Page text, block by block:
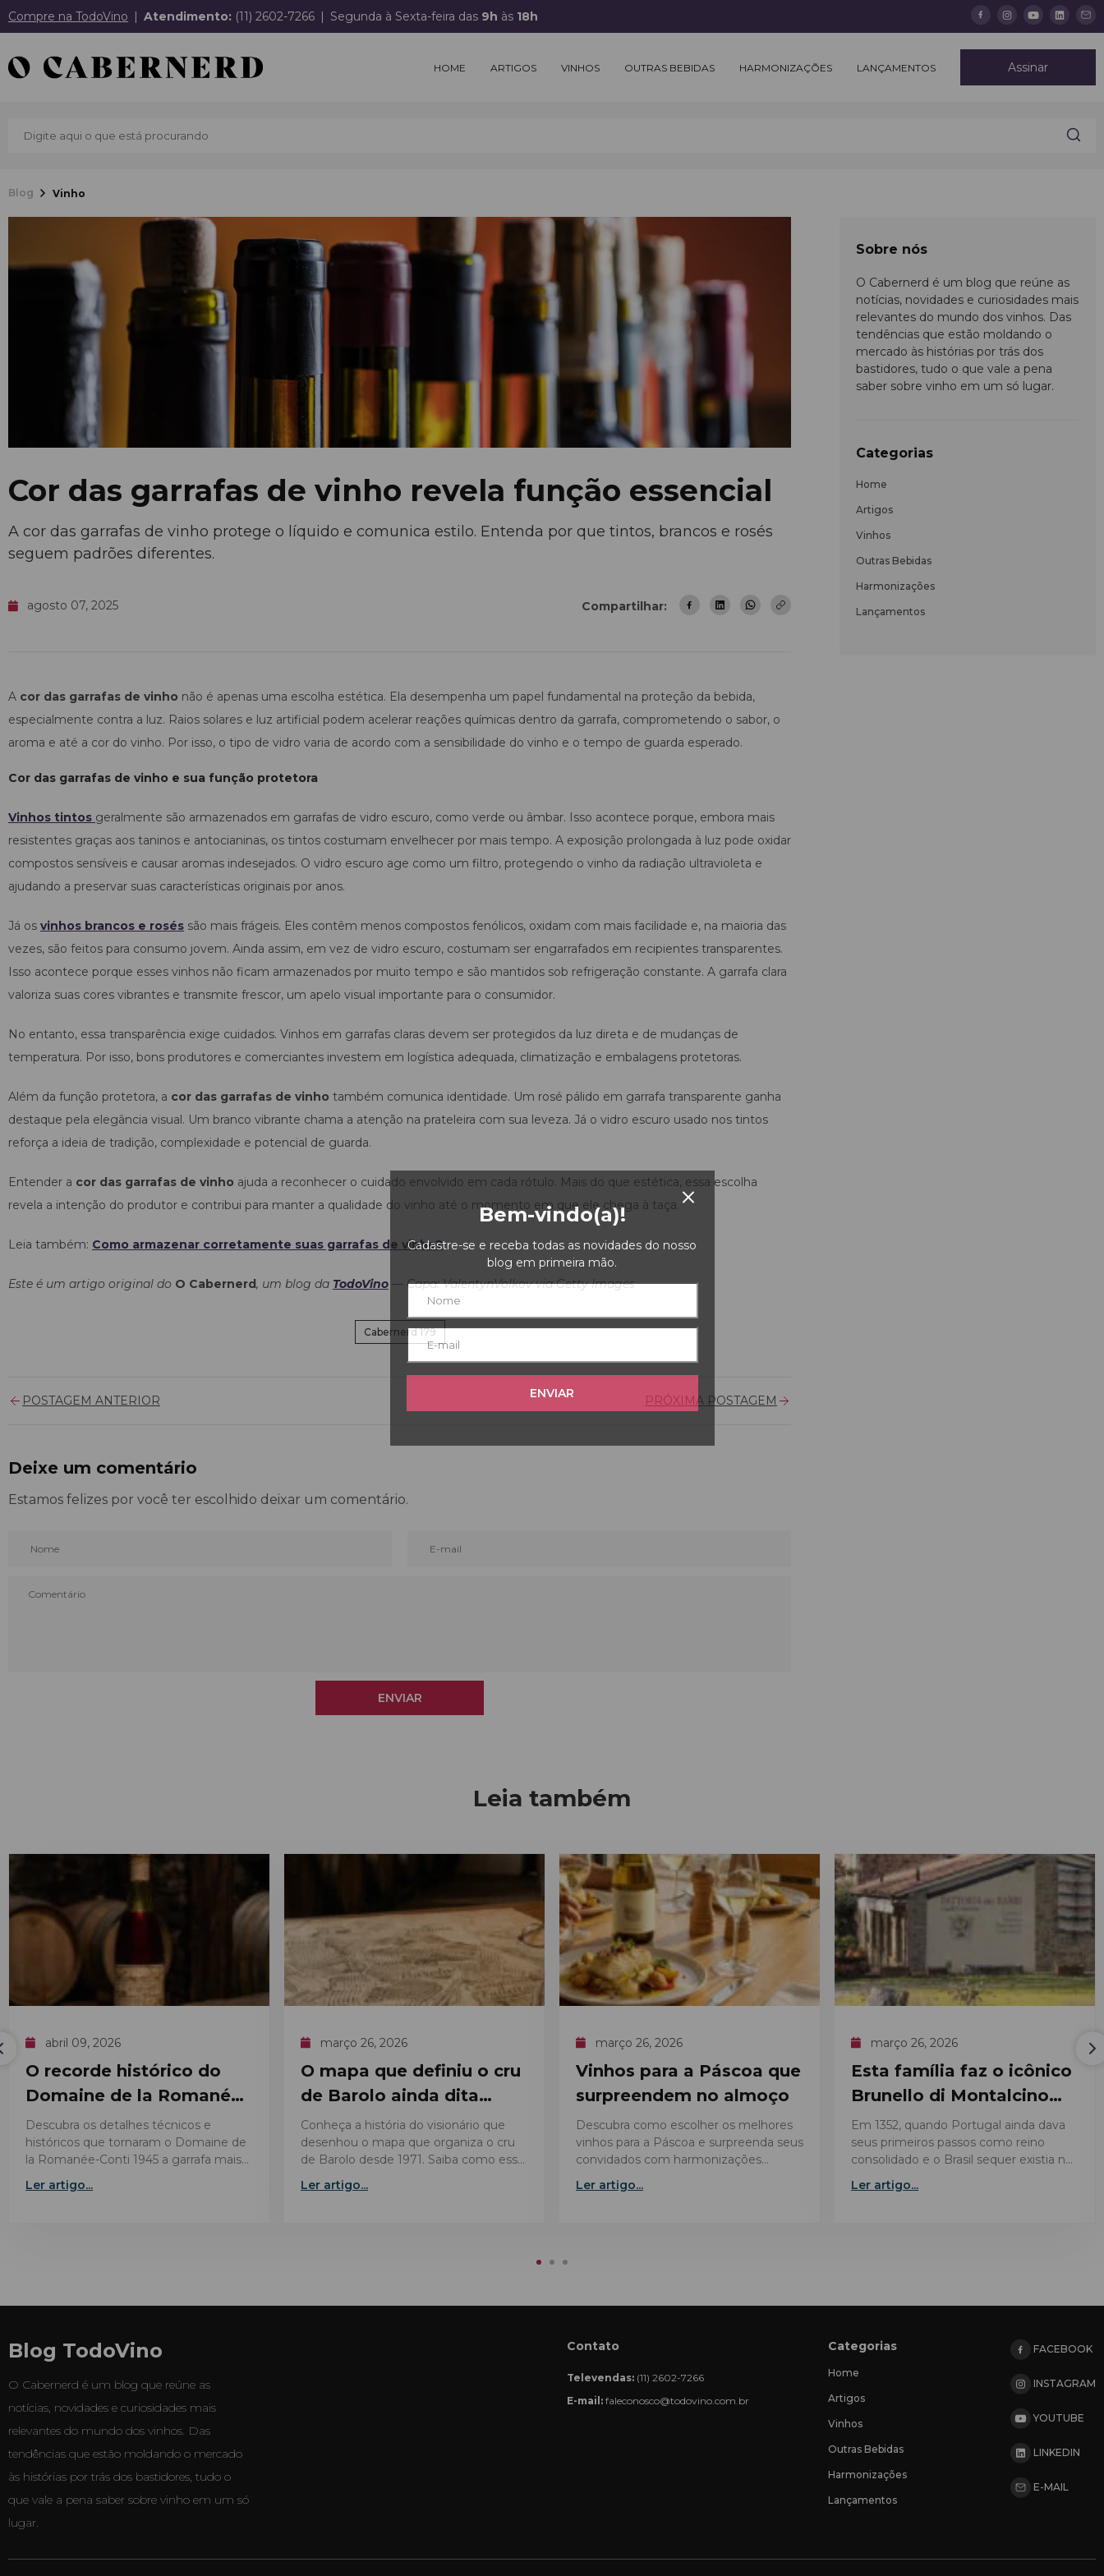
Compre na TodoVino Atendimento: (11) 2602-7266 Segunda à Sexta-feira das 9h às 18h
HOME ARTIGOS VINHOS OUTRAS BEBIDAS HARMONIZAÇÕES LANÇAMENTOS Assinar
Bem-vindo(a)!
Cadastre-se e receba todas as novidades do nosso
blog em primeira mão.
ENVIAR
Blog Vinho
Cor das garrafas de vinho revela função essencial
A cor das garrafas de vinho protege o líquido e comunica estilo. Entenda por que tintos, brancos e rosés
seguem padrões diferentes.
agosto 07, 2025 Compartilhar:
A cor das garrafas de vinho não é apenas uma escolha estética. Ela desempenha um papel fundamental na proteção da bebida,
especialmente contra a luz. Raios solares e luz artificial podem acelerar reações químicas dentro da garrafa, comprometendo o sabor, o
aroma e até a cor do vinho. Por isso, o tipo de vidro varia de acordo com a sensibilidade do vinho e o tempo de guarda esperado.
Cor das garrafas de vinho e sua função protetora
Vinhos tintos geralmente são armazenados em garrafas de vidro escuro, como verde ou âmbar. Isso acontece porque, embora mais
resistentes graças aos taninos e antocianinas, os tintos costumam envelhecer por mais tempo. A exposição prolongada à luz pode oxidar
compostos sensíveis e causar aromas indesejados. O vidro escuro age como um filtro, protegendo o vinho da radiação ultravioleta e
ajudando a preservar suas características originais por anos.
Já os vinhos brancos e rosés são mais frágeis. Eles contêm menos compostos fenólicos, oxidam com mais facilidade e, na maioria das
vezes, são feitos para consumo jovem. Ainda assim, em vez de vidro escuro, costumam ser engarrafados em recipientes transparentes.
Isso acontece porque esses vinhos não ficam armazenados por muito tempo e são mantidos sob refrigeração constante. A garrafa clara
valoriza suas cores vibrantes e transmite frescor, um apelo visual importante para o consumidor.
No entanto, essa transparência exige cuidados. Vinhos em garrafas claras devem ser protegidos da luz direta e de mudanças de
temperatura. Por isso, bons produtores e comerciantes investem em logística adequada, climatização e embalagens protetoras.
Além da função protetora, a cor das garrafas de vinho também comunica identidade. Um rosé pálido em garrafa transparente ganha
destaque pela elegância visual. Um branco vibrante chama a atenção na prateleira com sua leveza. Já o vidro escuro usado nos tintos
reforça a ideia de tradição, complexidade e potencial de guarda.
Entender a cor das garrafas de vinho ajuda a reconhecer o cuidado envolvido em cada rótulo. Mais do que estética, essa escolha
revela a intenção do produtor e contribui para manter a qualidade do vinho até o momento em que ele chega à taça.
Leia também: Como armazenar corretamente suas garrafas de vinho?
Este é um artigo original do O Cabernerd, um blog da TodoVino — Capa: ValentynVolkov via Getty Images
Cabernerd 179
POSTAGEM ANTERIOR PRÓXIMA POSTAGEM
Deixe um comentário
Estamos felizes por você ter escolhido deixar um comentário.
ENVIAR
Sobre nós
O Cabernerd é um blog que reúne as
notícias, novidades e curiosidades mais
relevantes do mundo dos vinhos. Das
tendências que estão moldando o
mercado às histórias por trás dos
bastidores, tudo o que vale a pena
saber sobre vinho em um só lugar.
Categorias
Home
Artigos
Vinhos
Outras Bebidas
Harmonizações
Lançamentos
Leia também
abril 09, 2026
O recorde histórico do
Domaine de la Romanée-
Conti 1945
Descubra os detalhes técnicos e
históricos que tornaram o Domaine de
la Romanée-Conti 1945 a garrafa mais
valiosa já leiloada no mercado de vinhos
finos.
Ler artigo...
março 26, 2026
O mapa que definiu o cru
de Barolo ainda dita
regras?
Conheça a história do visionário que
desenhou o mapa que organiza o cru
de Barolo desde 1971. Saiba como essa
cartografia dita as regras de qualidade
da região.
Ler artigo...
março 26, 2026
Vinhos para a Páscoa que
surpreendem no almoço
Descubra como escolher os melhores
vinhos para a Páscoa e surpreenda seus
convidados com harmonizações
perfeitas, do bacalhau ao cordeiro
assado.
Ler artigo...
março 26, 2026
Esta família faz o icônico
Brunello di Montalcino
antes do Brasil existir
Em 1352, quando Portugal ainda dava
seus primeiros passos como reino
consolidado e o Brasil sequer existia no
imaginário europeu, uma família já
cultivava uvas nas colinas de
Ler artigo...
Blog TodoVino
O Cabernerd é um blog que reúne as
notícias, novidades e curiosidades mais
relevantes do mundo dos vinhos. Das
tendências que estão moldando o mercado
às histórias por trás dos bastidores, tudo o
que vale a pena saber sobre vinho em um só
lugar.
Contato
Televendas: (11) 2602-7266
E-mail: faleconosco@todovino.com.br
Categorias
Home
Artigos
Vinhos
Outras Bebidas
Harmonizações
Lançamentos
FACEBOOK
INSTAGRAM
YOUTUBE
LINKEDIN
E-MAIL